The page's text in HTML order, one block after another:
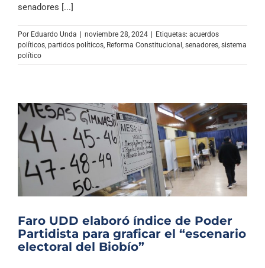
senadores [...]
Por Eduardo Unda | noviembre 28, 2024 | Etiquetas: acuerdos
políticos, partidos políticos, Reforma Constitucional, senadores, sistema
político
Faro UDD elaboró índice de Poder
Partidista para graficar el “escenario
electoral del Biobío”